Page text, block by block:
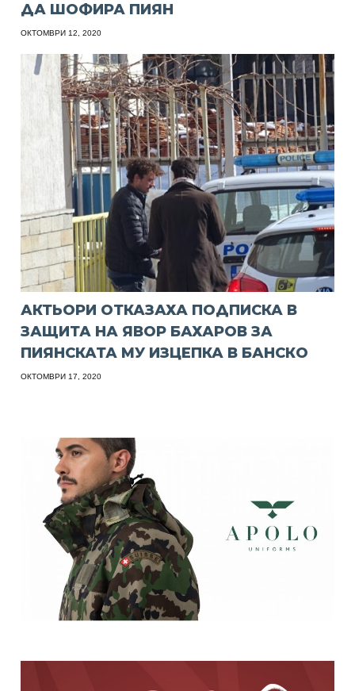
ДА ШОФИРА ПИЯН
ОКТОМВРИ 12, 2020
АКТЬОРИ ОТКАЗАХА ПОДПИСКА В
ЗАЩИТА НА ЯВОР БАХАРОВ ЗА
ПИЯНСКАТА МУ ИЗЦЕПКА В БАНСКО
ОКТОМВРИ 17, 2020